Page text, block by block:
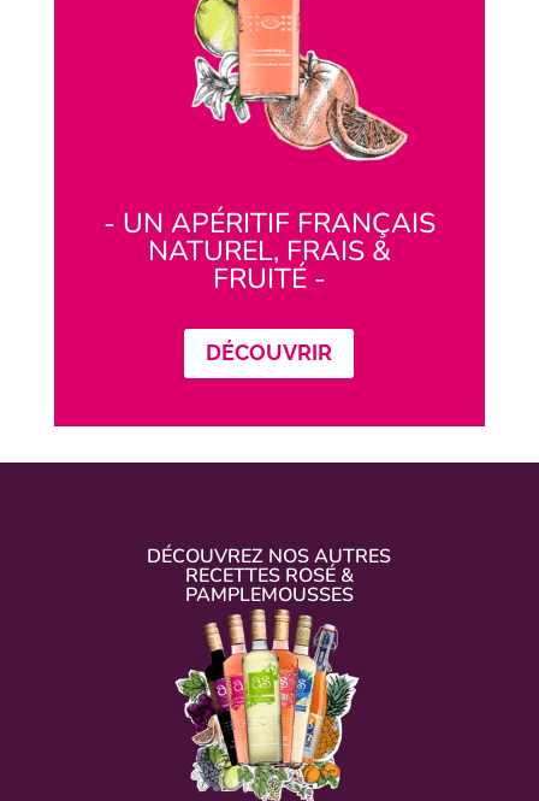
- UN APÉRITIF FRANÇAIS
NATUREL, FRAIS &
FRUITÉ -
DÉCOUVRIR
DÉCOUVREZ NOS AUTRES
RECETTES ROSÉ &
PAMPLEMOUSSES